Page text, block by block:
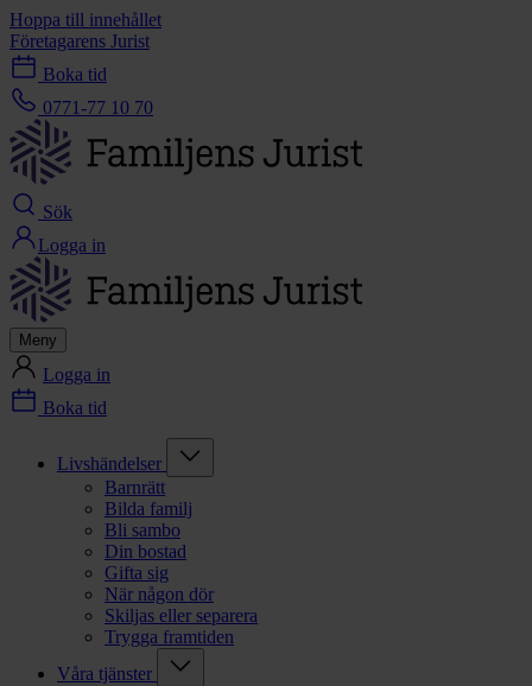
Hoppa till innehållet
Företagarens Jurist
Boka tid
0771-77 10 70
Sök
Logga in
Meny
Logga in
Boka tid
Livshändelser
Barnrätt
Bilda familj
Bli sambo
Din bostad
Gifta sig
När någon dör
Skiljas eller separera
Trygga framtiden
Våra tjänster